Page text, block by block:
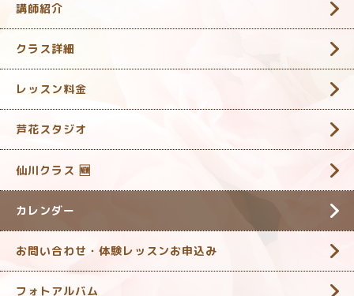
講師紹介
クラス詳細
レッスン料金
芦花スタジオ
仙川クラス 🆕
カレンダー
お問い合わせ・体験レッスンお申込み
フォトアルバム